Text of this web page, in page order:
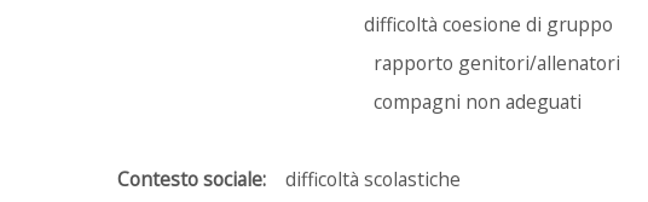
difficoltà coesione di gruppo
rapporto genitori/allenatori
compagni non adeguati
Contesto sociale: difficoltà scolastiche